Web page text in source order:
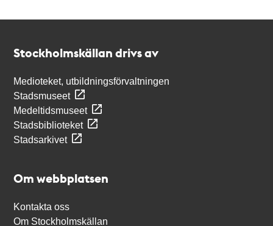
Stockholmskällan drivs av
Medioteket, utbildningsförvaltningen
Stadsmuseet
Medeltidsmuseet
Stadsbiblioteket
Stadsarkivet
Om webbplatsen
Kontakta oss
Om Stockholmskällan